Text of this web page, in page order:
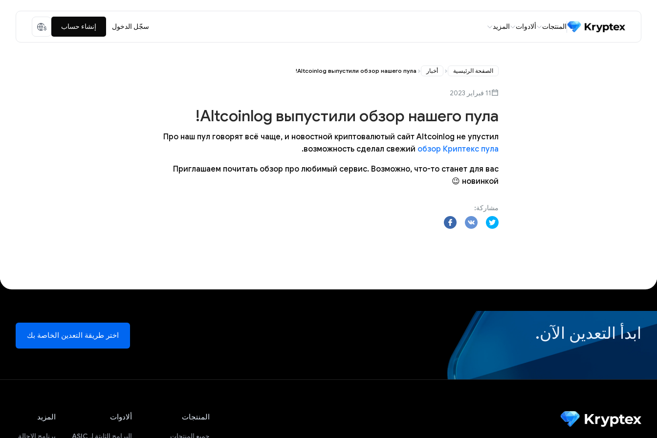
المنتجات ألادوات المزيد سجّل الدخول إنشاء حساب
الصفحة الرئيسية أخبار Altcoinlog выпустили обзор нашего пула!
11 فبراير 2023
Altcoinlog выпустили обзор нашего пула!
Про наш пул говорят всё чаще, и новостной криптовалютый сайт Altcoinlog не упустил
возможность сделал свежий обзор Криптекс пула
.
Приглашаем почитать обзор про любимый сервис. Возможно, что-то станет для вас
новинкой 😉
مشاركة:
ابدأ التعدين الآن. اختر طريقة التعدين الخاصة بك
المنتجات
جميع المنتجات
ألادوات
البرامج الثابتة لـ ASIC
المزيد
برنامج الإحالة